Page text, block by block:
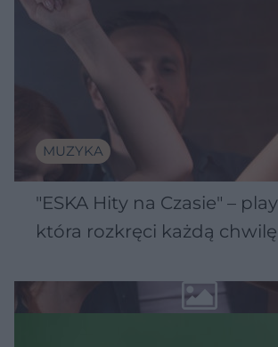
MUZYKA
"ESKA Hity na Czasie" –
która rozkręci każdą chwilę